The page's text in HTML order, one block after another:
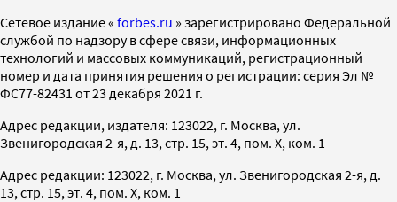
Cетевое издание « forbes.ru » зарегистрировано Федеральной
службой по надзору в сфере связи, информационных
технологий и массовых коммуникаций, регистрационный
номер и дата принятия решения о регистрации: серия Эл №
ФС77-82431 от 23 декабря 2021 г.
Адрес редакции, издателя: 123022, г. Москва, ул.
Звенигородская 2-я, д. 13, стр. 15, эт. 4, пом. X, ком. 1
Адрес редакции: 123022, г. Москва, ул. Звенигородская 2-я, д.
13, стр. 15, эт. 4, пом. X, ком. 1